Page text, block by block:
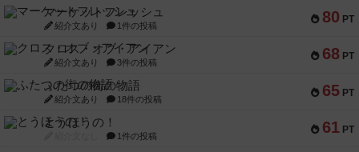
80 PT
マーケットフレッシュ
紹介文あり 1件の投稿
68 PT
クロス・オブ・アイアン
紹介文あり 3件の投稿
65 PT
ふたつの街の物語
紹介文あり 18件の投稿
61 PT
とうほうの！
1件の投稿